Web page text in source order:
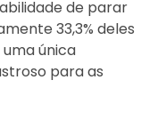
de parar
33,3% deles
única
para as